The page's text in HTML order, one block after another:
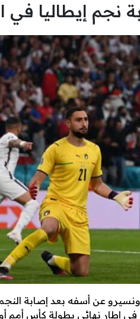
إيطاليا في
عن أسفه بعد إصابة النجم
إطار نهائي بطولة كأس أمم أوروبا